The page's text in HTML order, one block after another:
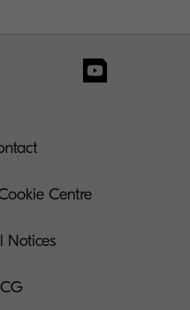
Centre
Notices
CG